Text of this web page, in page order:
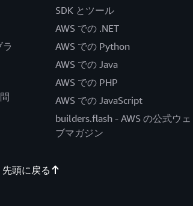
ラ
SDK とツール
AWS での .NET
AWS での Python
AWS での Java
AWS での PHP
AWS での JavaScript
builders.flash - AWS の公式ウェ
ブマガジン
先頭に戻る